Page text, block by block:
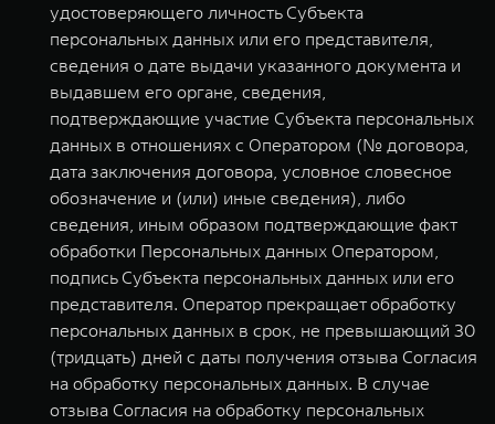
удостоверяющего личность Субъекта
персональных данных или его представителя,
сведения о дате выдачи указанного документа и
выдавшем его органе, сведения,
подтверждающие участие Субъекта персональных
данных в отношениях с Оператором (№ договора,
дата заключения договора, условное словесное
обозначение и (или) иные сведения), либо
сведения, иным образом подтверждающие факт
обработки Персональных данных Оператором,
подпись Субъекта персональных данных или его
представителя. Оператор прекращает обработку
персональных данных в срок, не превышающий 30
(тридцать) дней с даты получения отзыва Согласия
на обработку персональных данных. В случае
отзыва Согласия на обработку персональных